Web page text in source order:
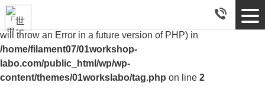
Warning
: Use of undefined constant blog - assumed 'blog' (this
will throw an Error in a future version of PHP) in
/home/filament07/01workshop-
labo.com/public_html/wp/wp-
content/themes/01workslabo/tag.php on line 2